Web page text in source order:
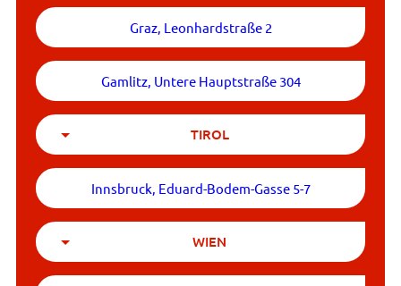
Graz, Leonhardstraße 2
Gamlitz, Untere Hauptstraße 304
TIROL
Innsbruck, Eduard-Bodem-Gasse 5-7
WIEN